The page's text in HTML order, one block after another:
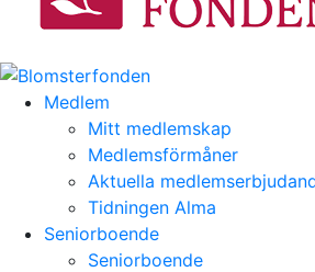
Medlem
Mitt medlemskap
Medlemsförmåner
Aktuella
Tidningen Alma
Seniorboende
Seniorboende